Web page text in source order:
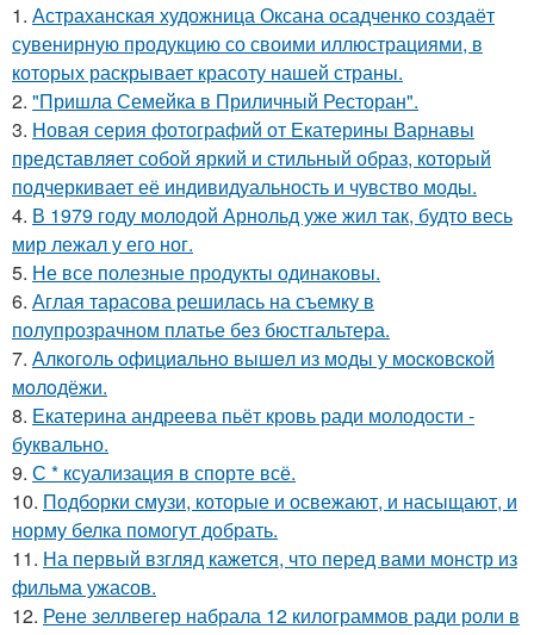
1. Астраханская художница Оксана осадченко создаёт
сувенирную продукцию со своими иллюстрациями, в
которых раскрывает красоту нашей страны.
2. "Пришла Семейка в Приличный Ресторан".
3. Новая серия фотографий от Екатерины Варнавы
представляет собой яркий и стильный образ, который
подчеркивает её индивидуальность и чувство моды.
4. В 1979 году молодой Арнольд уже жил так, будто весь
мир лежал у его ног.
5. Не все полезные продукты одинаковы.
6. Аглая тарасова решилась на съемку в
полупрозрачном платье без бюстгальтера.
7. Алкoгoль oфициaльнo вышeл из мoды у мocкoвcкoй
мoлoдёжи.
8. Екатерина андреева пьёт кровь ради молодости -
буквально.
9. С * ксуализация в спорте всё.
10. Подборки смузи, которые и освежают, и насыщают, и
норму белка помогут добрать.
11. На первый взгляд кажется, что перед вами монстр из
фильма ужасов.
12. Рене зеллвегер набрала 12 килограммов ради роли в